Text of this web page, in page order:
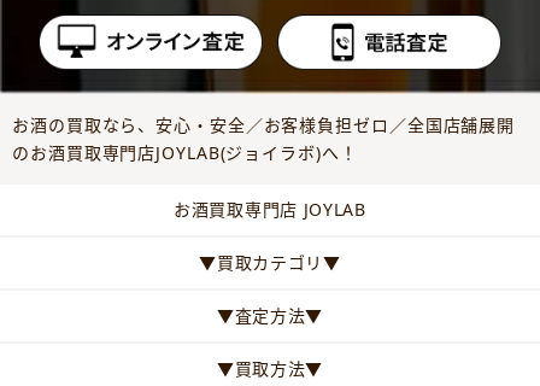
お酒の買取なら、安心・安全／お客様負担ゼロ／全国店舗展開
のお酒買取専門店JOYLAB(ジョイラボ)へ！
お酒買取専門店 JOYLAB
▼買取カテゴリ▼
▼査定方法▼
▼買取方法▼